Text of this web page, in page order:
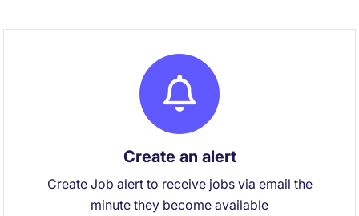
Create an alert
Create Job alert to receive jobs via email the
minute they become available